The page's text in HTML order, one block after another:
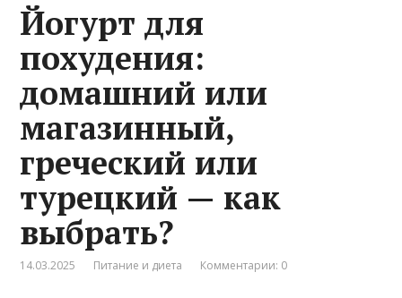
Йогурт для
похудения:
домашний или
магазинный,
греческий или
турецкий — как
выбрать?
14.03.2025 Питание и диета Комментарии: 0